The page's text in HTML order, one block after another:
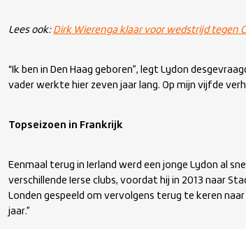
Lees ook: Dirk Wierenga klaar voor wedstrijd tegen
“Ik ben in Den Haag geboren”, legt Lydon
vader werkte hier zeven jaar lang. Op mijn vijfde
Topseizoen in Frankrijk
Eenmaal terug in Ierland werd een jonge Lydon al
verschillende Ierse clubs, voordat hij in 2013 naar
Londen gespeeld om vervolgens terug te keren naar
jaar.”